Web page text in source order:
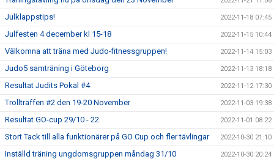
Julklappstips! 2022-11-18 07:45
Julfesten 4 december kl 15-18 2022-11-15 10:44
Välkomna att träna med Judo-fitnessgruppen! 2022-11-14 15:03
Judo5 samträning i Göteborg 2022-11-13 18:18
Resultat Judits Pokal #4 2022-11-12 17:30
Trollträffen #2 den 19-20 November 2022-11-03 19:38
Resultat GO-cup 29/10 - 22 2022-11-01 08:22
Stort Tack till alla funktionärer på GO Cup och fler tävlingar 2022-10-30 21:10
Inställd träning ungdomsgruppen måndag 31/10 2022-10-30 20:24